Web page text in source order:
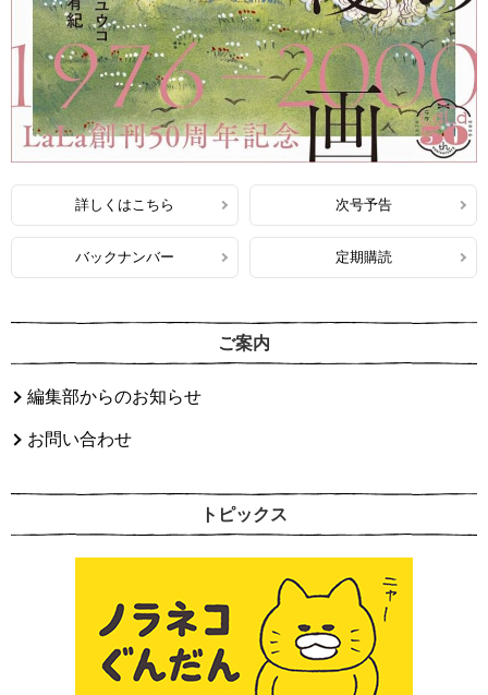
詳しくはこちら 次号予告
バックナンバー 定期購読
ご案内
編集部からのお知らせ
お問い合わせ
トピックス